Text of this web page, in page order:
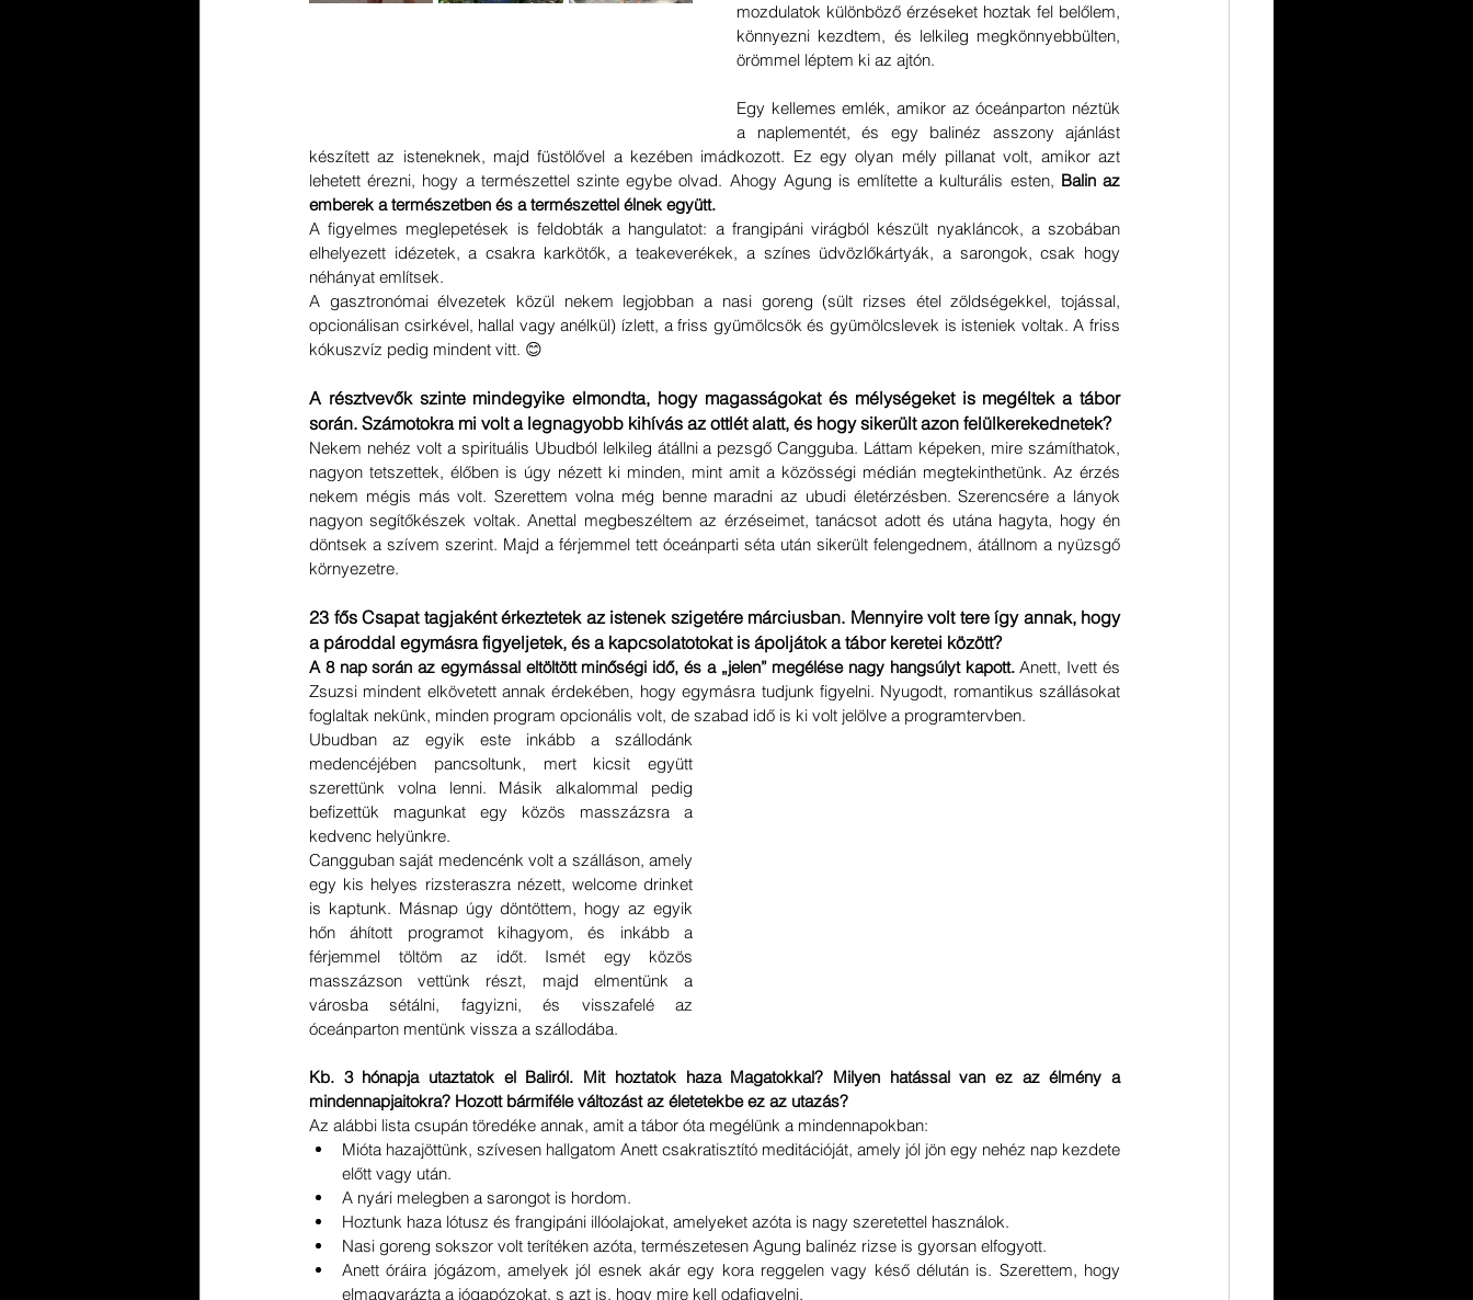
mozdulatok különböző érzéseket hoztak fel belőlem,
könnyezni kezdtem, és lelkileg megkönnyebbülten,
örömmel léptem ki az ajtón.
Egy kellemes emlék, amikor az óceánparton néztük
a naplementét, és egy balinéz asszony ajánlást
készített az isteneknek, majd füstölővel a kezében imádkozott. Ez egy olyan mély pillanat volt, amikor azt
lehetett érezni, hogy a természettel szinte egybe olvad. Ahogy Agung is említette a kulturális esten, Balin az
emberek a természetben és a természettel élnek együtt.
A figyelmes meglepetések is feldobták a hangulatot: a frangipáni virágból készült nyakláncok, a szobában
elhelyezett idézetek, a csakra karkötők, a teakeverékek, a színes üdvözlőkártyák, a sarongok, csak hogy
néhányat említsek.
A gasztronómai élvezetek közül nekem legjobban a nasi goreng (sült rizses étel zöldségekkel, tojással,
opcionálisan csirkével, hallal vagy anélkül) ízlett, a friss gyümölcsök és gyümölcslevek is isteniek voltak. A friss
kókuszvíz pedig mindent vitt. 😊
A résztvevők szinte mindegyike elmondta, hogy magasságokat és mélységeket is megéltek a tábor
során. Számotokra mi volt a legnagyobb kihívás az ottlét alatt, és hogy sikerült azon felülkerekednetek?
Nekem nehéz volt a spirituális Ubudból lelkileg átállni a pezsgő Cangguba. Láttam képeken, mire számíthatok,
nagyon tetszettek, élőben is úgy nézett ki minden, mint amit a közösségi médián megtekinthetünk. Az érzés
nekem mégis más volt. Szerettem volna még benne maradni az ubudi életérzésben. Szerencsére a lányok
nagyon segítőkészek voltak. Anettal megbeszéltem az érzéseimet, tanácsot adott és utána hagyta, hogy én
döntsek a szívem szerint. Majd a férjemmel tett óceánparti séta után sikerült felengednem, átállnom a nyüzsgő
környezetre.
23 fős Csapat tagjaként érkeztetek az istenek szigetére márciusban. Mennyire volt tere így annak, hogy
a pároddal egymásra figyeljetek, és a kapcsolatotokat is ápoljátok a tábor keretei között?
A 8 nap során az egymással eltöltött minőségi idő, és a „jelen” megélése nagy hangsúlyt kapott. Anett, Ivett és
Zsuzsi mindent elkövetett annak érdekében, hogy egymásra tudjunk figyelni. Nyugodt, romantikus szállásokat
foglaltak nekünk, minden program opcionális volt, de szabad idő is ki volt jelölve a programtervben.
Ubudban az egyik este inkább a szállodánk
medencéjében pancsoltunk, mert kicsit együtt
szerettünk volna lenni. Másik alkalommal pedig
befizettük magunkat egy közös masszázsra a
kedvenc helyünkre.
Cangguban saját medencénk volt a szálláson, amely
egy kis helyes rizsteraszra nézett, welcome drinket
is kaptunk. Másnap úgy döntöttem, hogy az egyik
hőn áhított programot kihagyom, és inkább a
férjemmel töltöm az időt. Ismét egy közös
masszázson vettünk részt, majd elmentünk a
városba sétálni, fagyizni, és visszafelé az
óceánparton mentünk vissza a szállodába.
Kb. 3 hónapja utaztatok el Baliról. Mit hoztatok haza Magatokkal? Milyen hatással van ez az élmény a
mindennapjaitokra? Hozott bármiféle változást az életetekbe ez az utazás?
Az alábbi lista csupán töredéke annak, amit a tábor óta megélünk a mindennapokban:
Mióta hazajöttünk, szívesen hallgatom Anett csakratisztító meditációját, amely jól jön egy nehéz nap kezdete
előtt vagy után.
A nyári melegben a sarongot is hordom.
Hoztunk haza lótusz és frangipáni illóolajokat, amelyeket azóta is nagy szeretettel használok.
Nasi goreng sokszor volt terítéken azóta, természetesen Agung balinéz rizse is gyorsan elfogyott.
Anett óráira jógázom, amelyek jól esnek akár egy kora reggelen vagy késő délután is. Szerettem, hogy
elmagyarázta a jógapózokat, s azt is, hogy mire kell odafigyelni.